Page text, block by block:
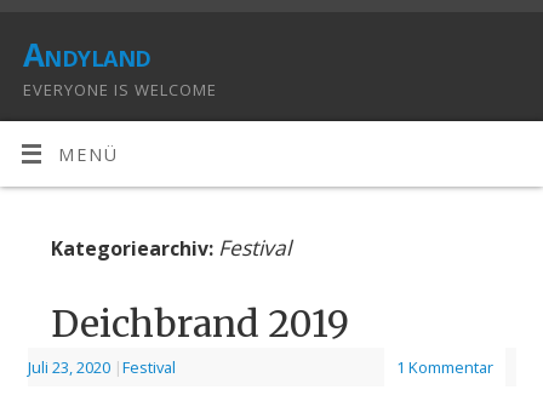
Andyland
EVERYONE IS WELCOME
MENÜ
Kategoriearchiv: Festival
Deichbrand 2019
Juli 23, 2020 |Festival 1 Kommentar